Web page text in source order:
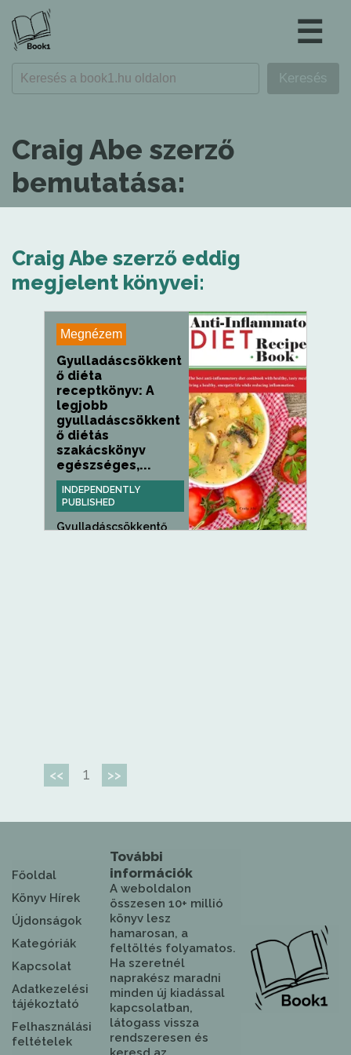
☰
Craig Abe szerző
bemutatása:
Craig Abe szerző eddig
megjelent könyvei:
Megnézem
Gyulladáscsökkent
ő diéta
receptkönyv: A
legjobb
gyulladáscsökkent
ő diétás
szakácskönyv
egészséges,...
INDEPENDENTLY
PUBLISHED
Gyulladáscsökkentő
<< 1 >>
Főoldal
Könyv Hírek
Újdonságok
Kategóriák
Kapcsolat
Adatkezelési
tájékoztató
Felhasználási
feltételek
További
információk
A weboldalon
összesen 10+ millió
könyv lesz
hamarosan, a
feltöltés folyamatos.
Ha szeretnél
naprakész maradni
minden új kiadással
kapcsolatban,
látogass vissza
rendszeresen és